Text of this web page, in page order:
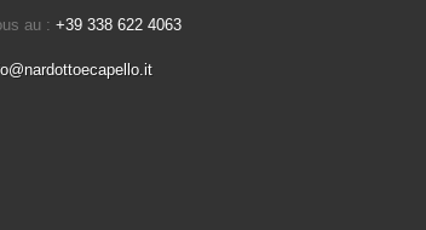
au : +39 338 622 4063